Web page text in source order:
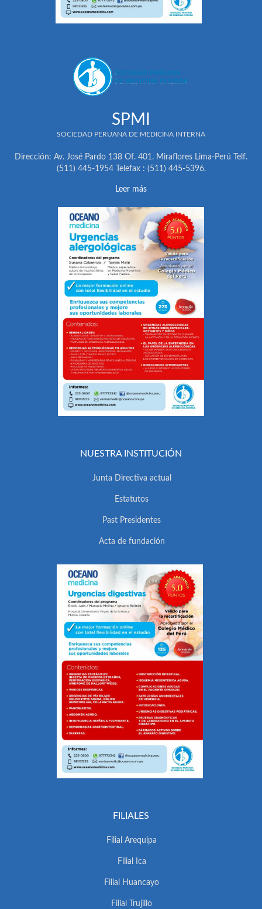
SPMI
SOCIEDAD PERUANA DE MEDICINA INTERNA
Dirección: Av. José Pardo 138 Of. 401. Miraflores Lima-Perú Telf.
(511) 445-1954 Telefax : (511) 445-5396.
Leer más
NUESTRA INSTITUCIÓN
Junta Directiva actual
Estatutos
Past Presidentes
Acta de fundación
FILIALES
Filial Arequipa
Filial Ica
Filial Huancayo
Filial Trujillo